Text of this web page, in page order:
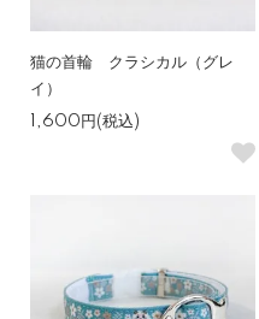
猫の首輪 クラシカル（グレ
イ）
1,600円(税込)